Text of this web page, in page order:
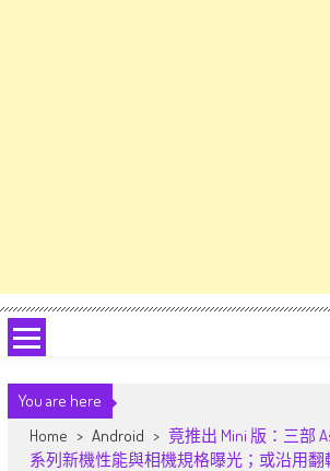
You are here
Home > Android > 竟推出 Mini 版：三部
系列新機性能與相機規格曝光；或沿用翻